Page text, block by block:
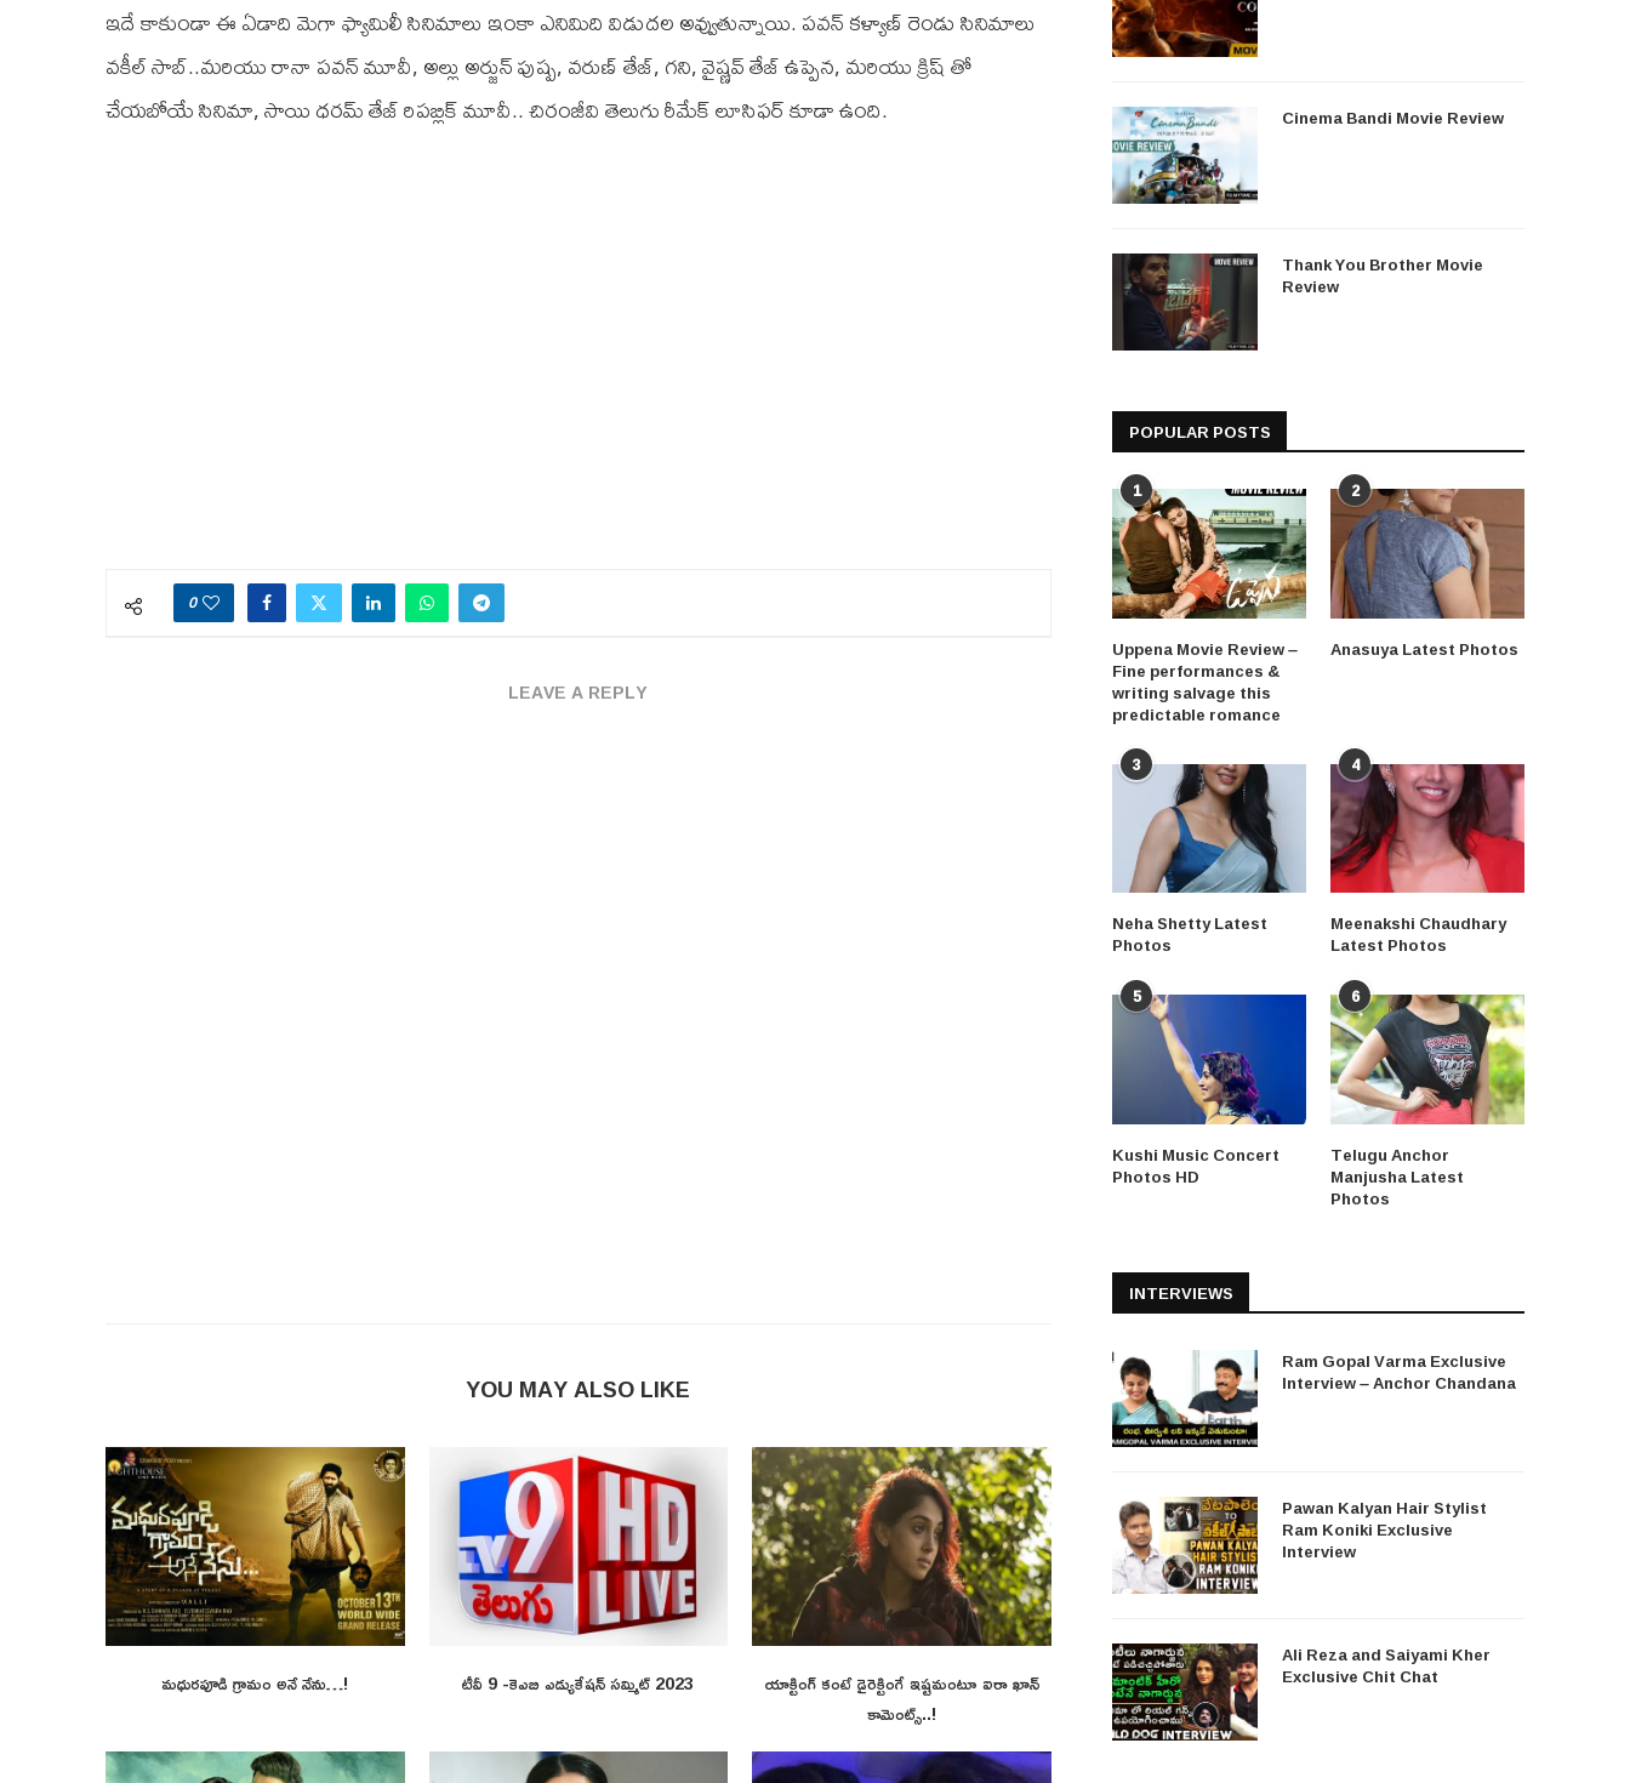
ఇదే కాకుండా ఈ ఏడాది మెగా ఫ్యామిలీ సినిమాలు ఇంకా ఎనిమిది విడుదల అవ్వుతున్నాయి. పవన్ కళ్యాణ్ రెండు సినిమాలు
వకీల్ సాబ్..మరియు రానా పవన్ మూవీ, అల్లు అర్జున్ పుష్ప, వరుణ్ తేజ్, గని, వైష్ణవ్ తేజ్ ఉప్పెన, మరియు క్రిష్ తో
చేయబోయే సినిమా, సాయి ధరమ్ తేజ్ రిపబ్లిక్ మూవీ.. చిరంజీవి తెలుగు రీమేక్ లూసిఫర్ కూడా ఉంది.
0
LEAVE A REPLY
YOU MAY ALSO LIKE
మధురపూడి గ్రామం అనే నేను…! టీవీ 9 -కెఎబి ఎడ్యుకేషన్ సమ్మిట్ 2023
యాక్టింగ్ కంటే డైరెక్టింగే ఇష్టమంటూ ఐరా ఖాన్
కామెంట్స్..!
Cinema Bandi Movie Review
Thank You Brother Movie
Review
POPULAR POSTS
1
Uppena Movie Review –
Fine performances &
writing salvage this
predictable romance
2
Anasuya Latest Photos
3
Neha Shetty Latest
Photos
4
Meenakshi Chaudhary
Latest Photos
5
Kushi Music Concert
Photos HD
6
Telugu Anchor
Manjusha Latest
Photos
INTERVIEWS
Ram Gopal Varma Exclusive
Interview – Anchor Chandana
Pawan Kalyan Hair Stylist
Ram Koniki Exclusive
Interview
Ali Reza and Saiyami Kher
Exclusive Chit Chat